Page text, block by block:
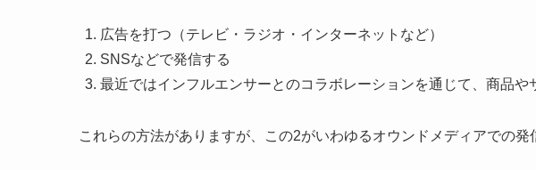
広告を打つ（テレビ・ラジオ・インターネットなど）
SNSなどで発信する
最近ではインフルエンサーとのコラボレーションを通じて、商品や
これらの方法がありますが、この2がいわゆるオウンドメディアでの発